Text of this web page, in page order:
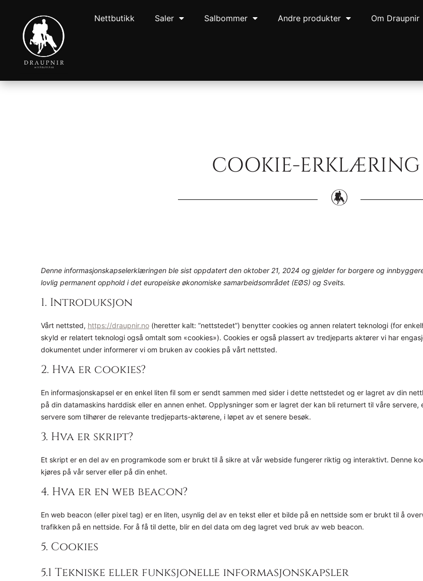
Nettbutikk Saler Salbommer Andre produkter Om Draupnir
COOKIE-ERKLÆRING
Denne informasjonskapselerklæringen ble sist oppdatert den oktober 21, 2024 og gjelder for borgere og
lovlig permanent opphold i det europeiske økonomiske samarbeidsområdet (EØS) og Sveits.
1. Introduksjon
Vårt nettsted, https://draupnir.no(heretter kalt: ”nettstedet”) benytter cookies og annen relatert teknologi (for
skyld er relatert teknologi også omtalt som «cookies»). Cookies er også plassert av tredjeparts aktører vi har
dokumentet under informerer vi om bruken av cookies på vårt nettsted.
2. Hva er cookies?
En informasjonskapsel er en enkel liten fil som er sendt sammen med sider i dette nettstedet og er lagret av din
på din datamaskins harddisk eller en annen enhet. Opplysninger som er lagret der kan bli returnert til våre servere,
servere som tilhører de relevante tredjeparts-aktørene, i løpet av et senere besøk.
3. Hva er skript?
Et skript er en del av en programkode som er brukt til å sikre at vår webside fungerer riktig og interaktivt. Denne
kjøres på vår server eller på din enhet.
4. Hva er en web beacon?
En web beacon (eller pixel tag) er en liten, usynlig del av en tekst eller et bilde på en nettside som er brukt til å
trafikken på en nettside. For å få til dette, blir en del data om deg lagret ved bruk av web beacon.
5. Cookies
5.1 Tekniske eller funksjonelle informasjonskapsler